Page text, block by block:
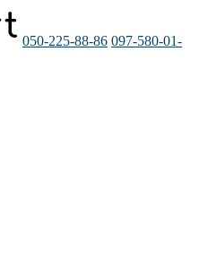
050-225-88-86 097-580-01-